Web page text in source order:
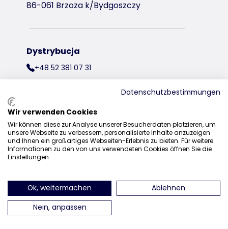
86-061 Brzoza k/Bydgoszczy
Dystrybucja
+48 52 381 07 31
znajdź nas na Instagramieznajdź nas na Facebooku
znajdź nas
Datenschutzbestimmungen
Wir verwenden Cookies
Wir können diese zur Analyse unserer Besucherdaten platzieren, um
unsere Webseite zu verbessern, personalisierte Inhalte anzuzeigen
und Ihnen ein großartiges Webseiten-Erlebnis zu bieten. Für weitere
Informationen zu den von uns verwendeten Cookies öffnen Sie die
Einstellungen.
Ok, weitermachen
Ablehnen
Nein, anpassen